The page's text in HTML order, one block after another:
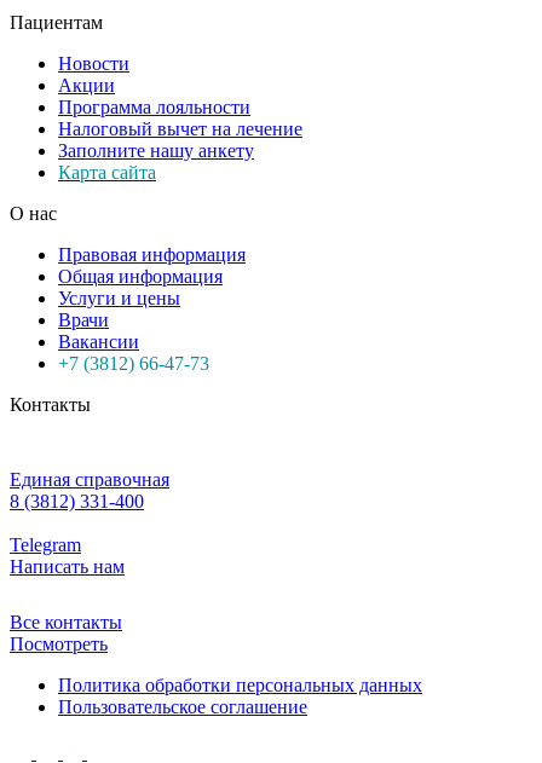
Пациентам
Новости
Акции
Программа лояльности
Налоговый вычет на лечение
Заполните нашу анкету
Карта сайта
О нас
Правовая информация
Общая информация
Услуги и цены
Врачи
Вакансии
+7 (3812) 66-47-73
Контакты
Единая справочная
8 (3812) 331-400
Telegram
Написать нам
Все контакты
Посмотреть
Политика обработки персональных данных
Пользовательское соглашение